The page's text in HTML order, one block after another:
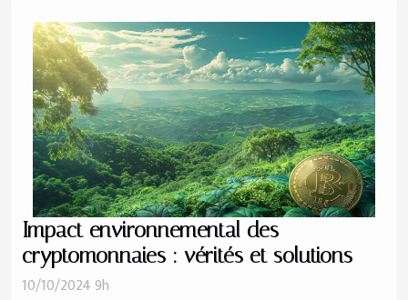
Impact environnemental des
cryptomonnaies : vérités et solutions
10/10/2024 9h